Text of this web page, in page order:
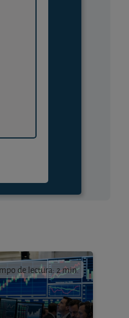
de lectura: 2 min.